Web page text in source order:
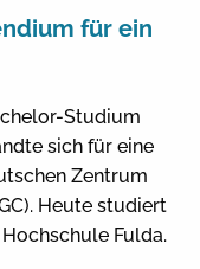
für ein
Studium
sich für eine
Zentrum
Heute studiert
Fulda.